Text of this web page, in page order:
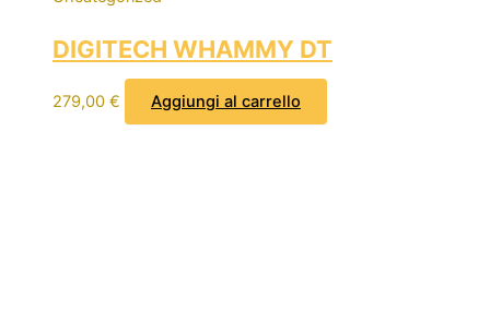
DIGITECH WHAMMY DT
279,00 € Aggiungi al carrello